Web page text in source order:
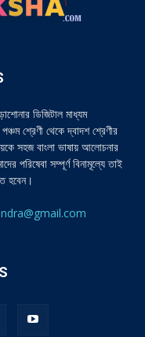
ডিজিটাল মাধ্যম
শ্রেণী থেকে দ্বাদশ শ্রেণীর
সহজ বাংলা ভাষায় আলোচনার
পরিষেবা সম্পূর্ণ বিনামূল্যে তাই
হবেন।